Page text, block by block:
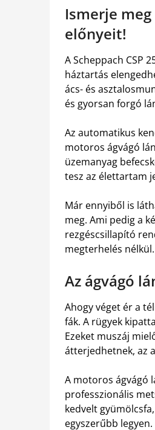
Ismerje
előnyeit!
A Scheppach CSP
háztartás
ács- és
és gyorsan forgó
Az automatikus
motoros ágvágó
üzemanyag
tesz az élettartam
Már ennyiből is
meg. Ami pedig a
rezgéscsillapító
megterhelés nélkül.
Az ágvágó
Ahogy véget ér a
fák. A rügyek
Ezeket muszáj
átterjedhetnek, az
A motoros ágvágó
professzionális
kedvelt
egyszerűbb legyen.